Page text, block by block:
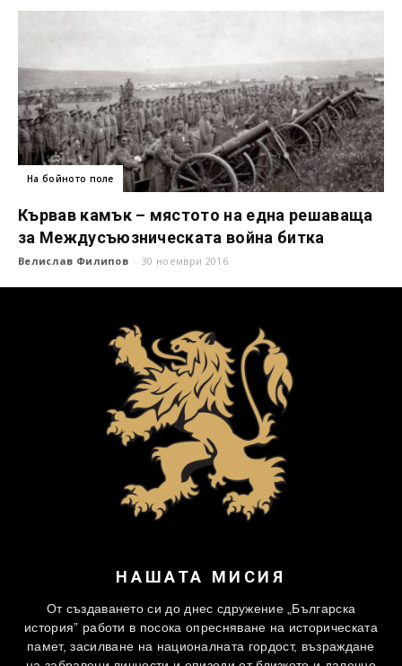
На бойното поле
Кървав камък – мястото на една решаваща
за Междусъюзническата война битка
Велислав Филипов - 30 ноември 2016
НАШАТА МИСИЯ
От създаването си до днес сдружение „Българска
история” работи в посока опресняване на историческата
памет, засилване на националната гордост, възраждане